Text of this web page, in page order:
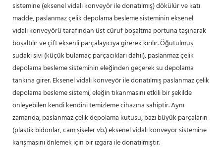
sistemine (eksenel vidalı konveyör ile donatılmış) dökülür ve katı
madde, paslanmaz çelik depolama besleme sisteminin eksenel
vidalı konveyörü tarafından üst cüruf boşaltma portuna taşınarak
boşaltılır ve çift eksenli parçalayıcıya girerek kırılır. Öğütülmüş
sudaki sıvı (küçük bulamaç parçacıkları dahil), paslanmaz çelik
depolama besleme sisteminin eleğinden geçerek su depolama
tankına girer. Eksenel vidalı konveyör ile donatılmış paslanmaz çelik
depolama besleme sistemi, eleğin tıkanmasını etkili bir şekilde
önleyebilen kendi kendini temizleme cihazına sahiptir. Aynı
zamanda, paslanmaz çelik depolama kutusu, bazı büyük parçaların
(plastik bidonlar, cam şişeler vb.) eksenel vidalı konveyör sistemine
karışmasını önlemek için bir ızgara ile donatılmıştır.